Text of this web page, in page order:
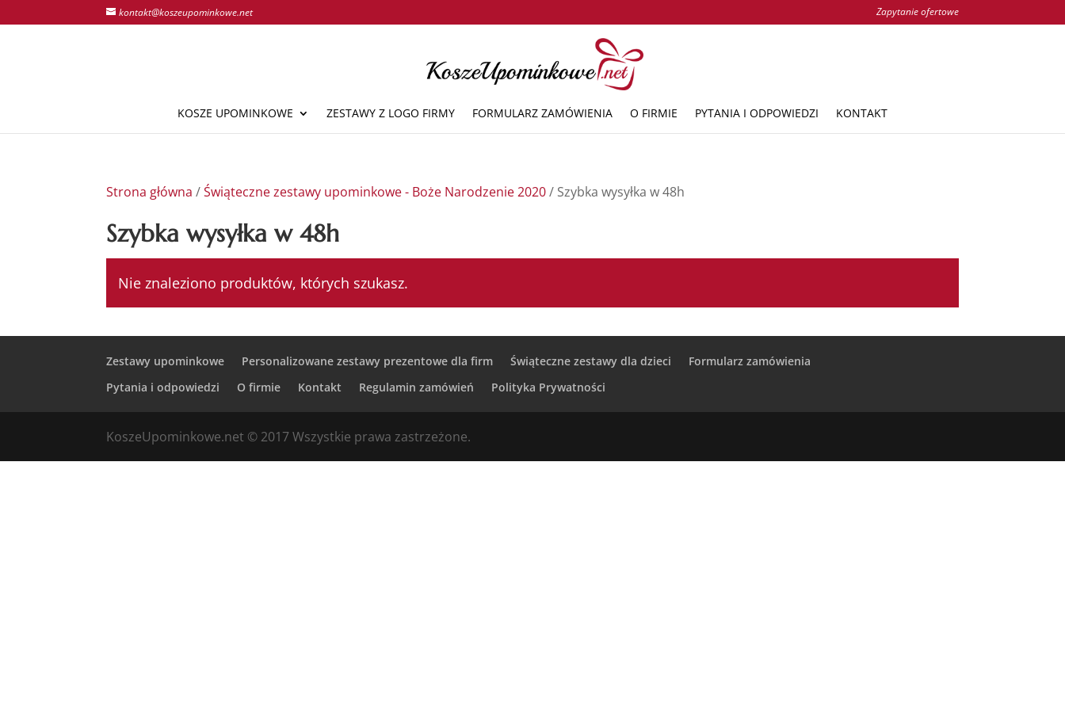
kontakt@koszeupominkowe.net Zapytanie ofertowe
KOSZE UPOMINKOWE ZESTAWY Z LOGO FIRMY FORMULARZ ZAMÓWIENIA O FIRMIE PYTANIA I ODPOWIEDZI KONTAKT
Strona główna /Świąteczne zestawy upominkowe - Boże Narodzenie 2020/ Szybka wysyłka w 48h
Szybka wysyłka w 48h
Nie znaleziono produktów, których szukasz.
Zestawy upominkowe Personalizowane zestawy prezentowe dla firm Świąteczne zestawy dla dzieci
Formularz zamówienia
Pytania i odpowiedzi
O firmie Kontakt Regulamin zamówień Polityka Prywatności
KoszeUpominkowe.net © 2017 Wszystkie prawa zastrzeżone.